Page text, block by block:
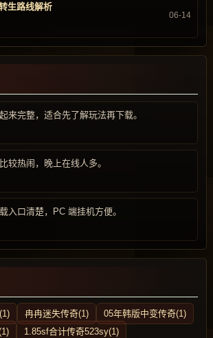
生路线解析
06-14
来完整，适合先了解玩法再下载。
较热闹，晚上在线人多。
入口清楚，PC 端挂机方便。
冉冉迷失传奇(1)
05年韩版中变传奇(1)
1.85sf合计传奇523sy(1)